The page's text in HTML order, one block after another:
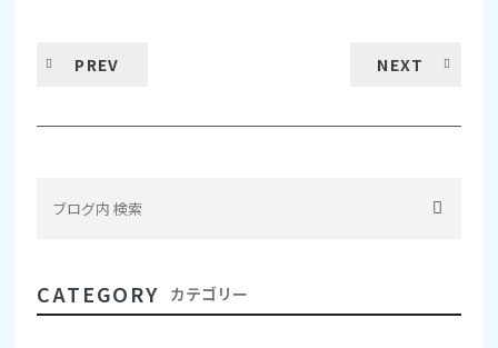
PREV NEXT
CATEGORY カテゴリー